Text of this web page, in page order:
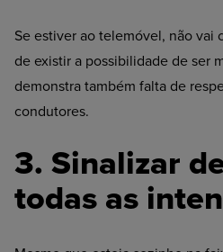
Se estiver ao telemóvel, não vai
de existir a possibilidade de ser
demonstra também falta de
condutores.
3. Sinalizar
todas as